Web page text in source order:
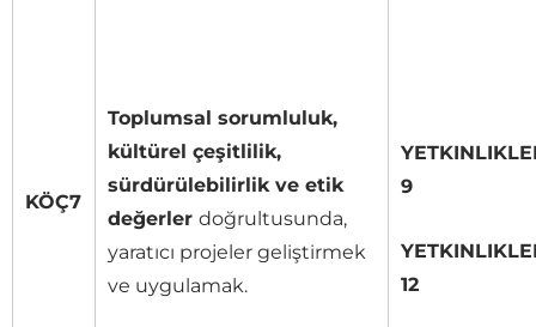
KÖÇ7
Toplumsal sorumluluk,
kültürel çeşitlilik,
sürdürülebilirlik ve etik
değerler doğrultusunda,
yaratıcı projeler geliştirmek
ve uygulamak.
9
12